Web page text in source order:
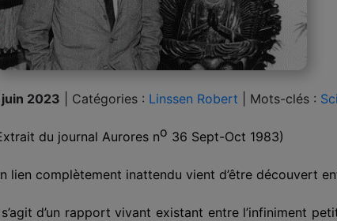
juin 2023 Catégories : Linssen Robert Mots-clés :
du journal Aurores no 36 Sept-Oct 1983)
n lien complètement inattendu vient d’être découvert
d’un rapport vivant existant entre l’infiniment